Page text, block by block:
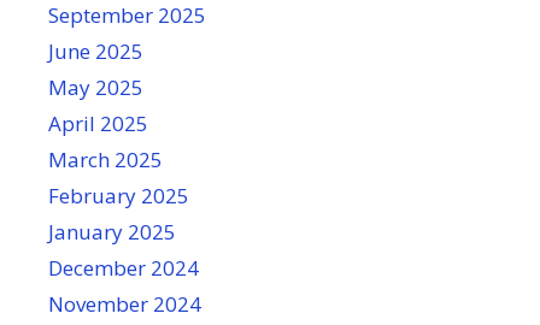
September 2025
June 2025
May 2025
April 2025
March 2025
February 2025
January 2025
December 2024
November 2024